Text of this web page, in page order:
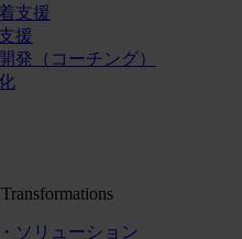
支援
援
発（コーチング）
ソリューション